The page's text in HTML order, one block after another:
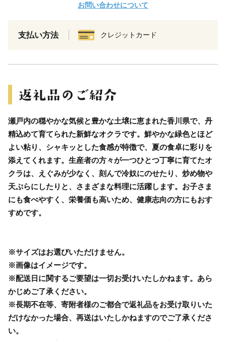
お問い合わせについて
支払い方法 クレジットカード
瀬戸内の穏やかな気候と豊かな土壌に恵まれた香川県で、丹
精込めて育てられた新鮮なオクラです。鮮やかな緑色とほど
よい粘り、シャキッとした食感が特徴で、夏の食卓に彩りを
添えてくれます。生産者の方々が一つひとつ丁寧に育てたオ
クラは、えぐみが少なく、刻んで冷奴にのせたり、炒め物や
天ぷらにしたりと、さまざまな料理に活躍します。お子さま
にも食べやすく、栄養価も高いため、健康志向の方にもおす
すめです。
※サイズはお選びいただけません。
※画像はイメージです。
※配送日に関するご要望は一切お受けいたしかねます。あら
かじめご了承ください。
※長期不在等、寄附者様のご都合で返礼品をお受け取りいた
だけなかった場合、再送はいたしかねますのでご了承くださ
い。